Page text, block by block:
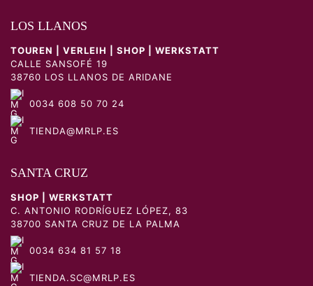
LOS LLANOS
TOUREN | VERLEIH | SHOP | WERKSTATT
CALLE SANSOFÉ 19
38760 LOS LLANOS DE ARIDANE
0034 608 50 70 24
TIENDA@MRLP.ES
SANTA CRUZ
SHOP | WERKSTATT
C. ANTONIO RODRÍGUEZ LÓPEZ, 83
38700 SANTA CRUZ DE LA PALMA
0034 634 81 57 18
TIENDA.SC@MRLP.ES